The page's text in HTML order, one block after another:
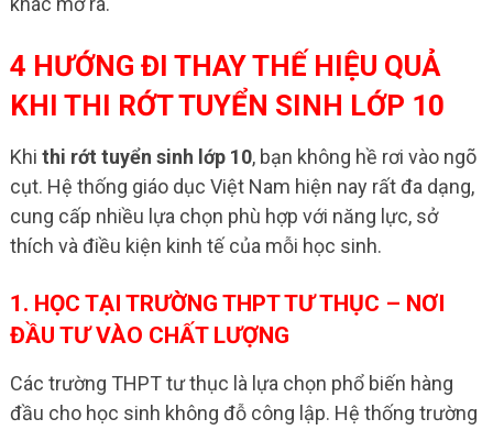
4 HƯỚNG ĐI THAY THẾ HIỆU QUẢ
KHI THI RỚT TUYỂN SINH LỚP 10
Khi thi rớt tuyển sinh lớp 10, bạn không hề rơi vào ngõ
cụt. Hệ thống giáo dục Việt Nam hiện nay rất đa dạng,
cung cấp nhiều lựa chọn phù hợp với năng lực, sở
thích và điều kiện kinh tế của mỗi học sinh.
1. HỌC TẠI TRƯỜNG THPT TƯ THỤC – NƠI
ĐẦU TƯ VÀO CHẤT LƯỢNG
Các trường THPT tư thục là lựa chọn phổ biến hàng
đầu cho học sinh không đỗ công lập. Hệ thống trường